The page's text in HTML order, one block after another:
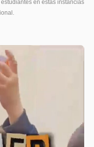
en estas instancias